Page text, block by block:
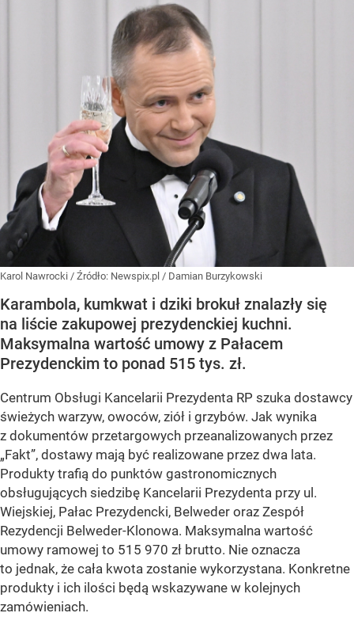
Karol Nawrocki / Źródło: Newspix.pl / Damian Burzykowski
Karambola, kumkwat i dziki brokuł znalazły się
na liście zakupowej prezydenckiej kuchni.
Maksymalna wartość umowy z Pałacem
Prezydenckim to ponad 515 tys. zł.
Centrum Obsługi Kancelarii Prezydenta RP szuka dostawcy
świeżych warzyw, owoców, ziół i grzybów. Jak wynika
z dokumentów przetargowych przeanalizowanych przez
„Fakt”, dostawy mają być realizowane przez dwa lata.
Produkty trafią do punktów gastronomicznych
obsługujących siedzibę Kancelarii Prezydenta przy ul.
Wiejskiej, Pałac Prezydencki, Belweder oraz Zespół
Rezydencji Belweder-Klonowa. Maksymalna wartość
umowy ramowej to 515 970 zł brutto. Nie oznacza
to jednak, że cała kwota zostanie wykorzystana. Konkretne
produkty i ich ilości będą wskazywane w kolejnych
zamówieniach.